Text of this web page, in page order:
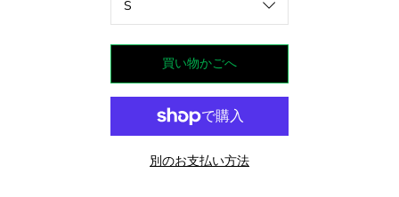
買い物かごへ
別のお支払い方法